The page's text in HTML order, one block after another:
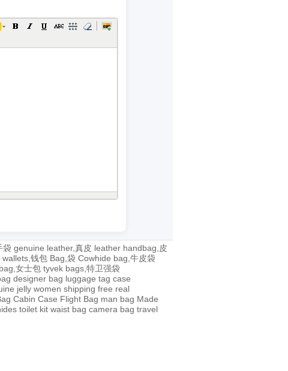
袋 genuine leather,真皮 leather handbag,皮
wallets,钱包 Bag,袋 Cowhide bag,牛皮袋
女士包 tyvek bags,特卫强袋
designer bag luggage tag case
jelly women shipping free real
Cabin Case Flight Bag man bag Made
toilet kit waist bag camera bag travel